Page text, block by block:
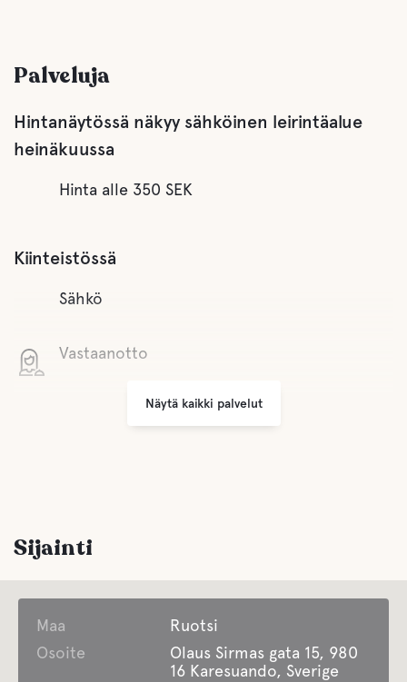
Palveluja
Hintanäytössä näkyy sähköinen leirintäalue
heinäkuussa
Hinta alle 350 SEK
Kiinteistössä
Sähkö
Vastaanotto
Sauna
Näytä kaikki palvelut
Sijainti
Maa
Ruotsi
Osoite
Olaus Sirmas gata 15, 980
16 Karesuando, Sverige